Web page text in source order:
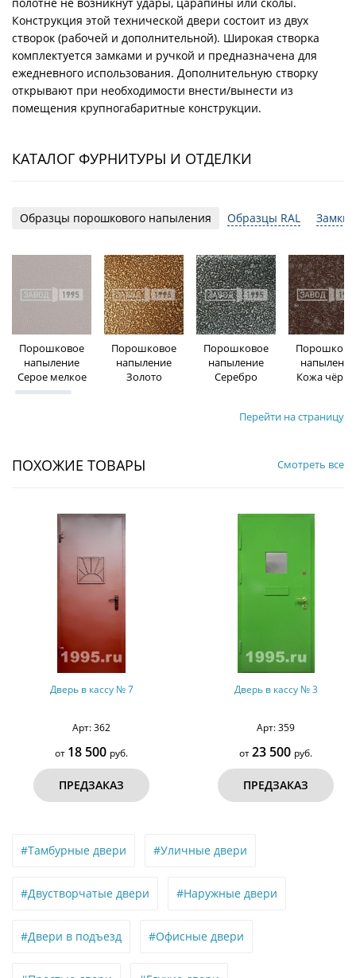
Конструкция этой технической двери состоит из двух
створок (рабочей и дополнительной). Широкая створка
комплектуется замками и ручкой и предназначена для
ежедневного использования. Дополнительную створку
открывают при необходимости внести/вынести из
помещения крупногабаритные конструкции.
КАТАЛОГ ФУРНИТУРЫ И ОТДЕЛКИ
Образцы порошкового напыления Образцы RAL Замки
Порошковое
напыление
Серое мелкое
Порошковое
напыление
Золото
Порошковое
напыление
Серебро
напыление
Кожа
Перейти на страницу
ПОХОЖИЕ ТОВАРЫ Смотреть все
Дверь в кассу № 7
Арт: 362
от 18 500 руб.
ПРЕДЗАКАЗ
Дверь в кассу № 3
Арт: 359
от23 500 руб.
ПРЕДЗАКАЗ
#Тамбурные двери #Уличные двери
#Двустворчатые двери #Наружные двери
#Двери в подъезд #Офисные двери